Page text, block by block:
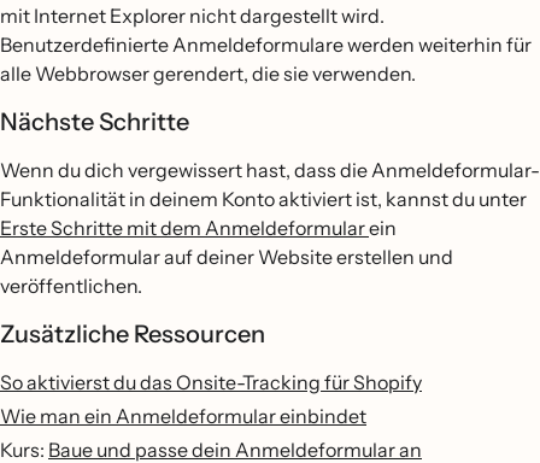
mit Internet Explorer nicht dargestellt wird.
Benutzerdefinierte Anmeldeformulare werden weiterhin für
alle Webbrowser gerendert, die sie verwenden.
Nächste Schritte
Wenn du dich vergewissert hast, dass die Anmeldeformular-
Funktionalität in deinem Konto aktiviert ist, kannst du unter
Erste Schritte mit dem Anmeldeformularein
Anmeldeformular auf deiner Website erstellen und
veröffentlichen.
Zusätzliche Ressourcen
So aktivierst du das Onsite-Tracking für Shopify
Wie man ein Anmeldeformular einbindet
Kurs: Baue und passe dein Anmeldeformular an